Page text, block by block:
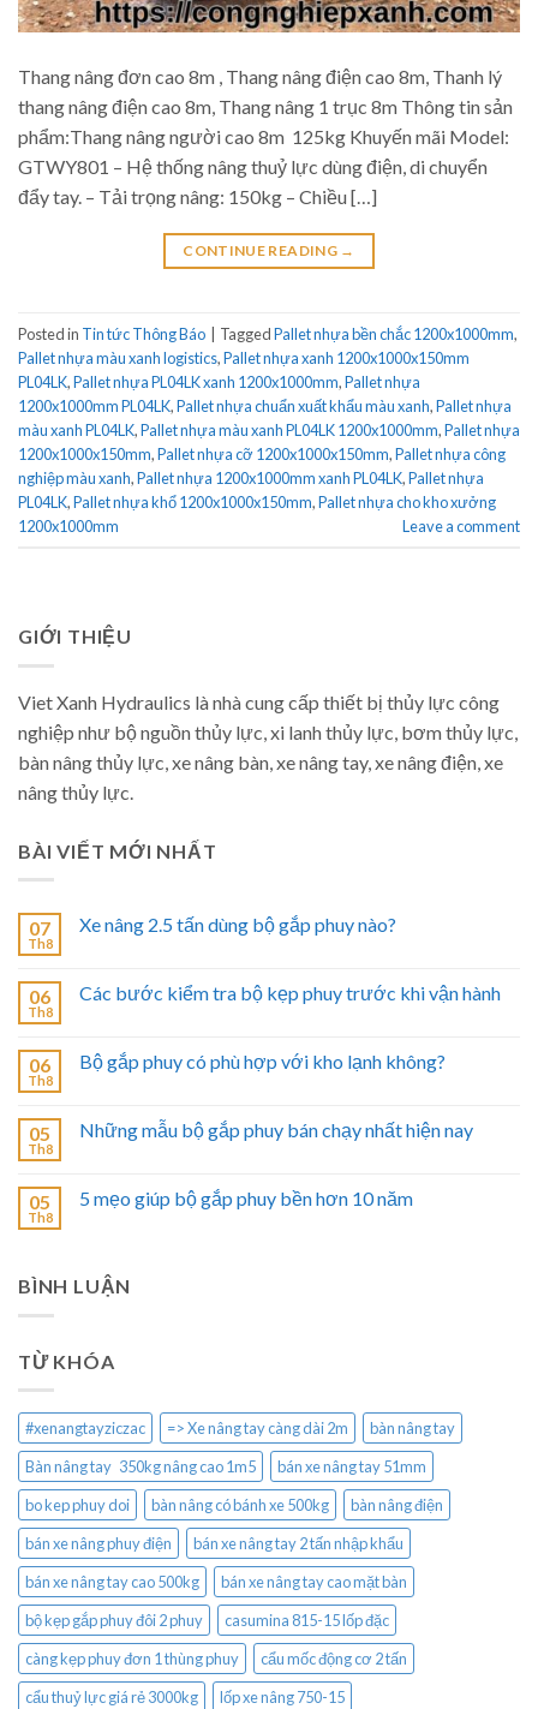
Thang nâng đơn cao 8m , Thang nâng điện cao 8m, Thanh lý
thang nâng điện cao 8m, Thang nâng 1 trục 8m Thông tin sản
phẩm:Thang nâng người cao 8m 125kg Khuyến mãi Model:
GTWY801 – Hệ thống nâng thuỷ lực dùng điện, di chuyển
đẩy tay. – Tải trọng nâng: 150kg – Chiều […]
CONTINUE READING →
Posted in Tin tức Thông Báo | TaggedPallet nhựa bền chắc 1200x1000mm,
Pallet nhựa màu xanh logistics,Pallet nhựa xanh 1200x1000x150mm
PL04LK,Pallet nhựa PL04LK xanh 1200x1000mm,Pallet nhựa
1200x1000mm PL04LK,Pallet nhựa chuẩn xuất khẩu màu xanh,Pallet nhựa
màu xanh PL04LK,Pallet nhựa màu xanh PL04LK 1200x1000mm,Pallet nhựa
1200x1000x150mm,Pallet nhựa cỡ 1200x1000x150mm,Pallet nhựa công
nghiệp màu xanh,Pallet nhựa 1200x1000mm xanh PL04LK,Pallet nhựa
PL04LK,Pallet nhựa khổ 1200x1000x150mm,Pallet nhựa cho kho xưởng
1200x1000mm
Leave a comment
GIỚI THIỆU
Viet Xanh Hydraulics là nhà cung cấp thiết bị thủy lực công
nghiệp như bộ nguồn thủy lực, xi lanh thủy lực, bơm thủy lực,
bàn nâng thủy lực, xe nâng bàn, xe nâng tay, xe nâng điện, xe
nâng thủy lực.
BÀI VIẾT MỚI NHẤT
07
Th8
Xe nâng 2.5 tấn dùng bộ gắp phuy nào?
06
Th8
Các bước kiểm tra bộ kẹp phuy trước khi vận hành
06
Th8
Bộ gắp phuy có phù hợp với kho lạnh không?
05
Th8
Những mẫu bộ gắp phuy bán chạy nhất hiện nay
05
Th8
5 mẹo giúp bộ gắp phuy bền hơn 10 năm
BÌNH LUẬN
TỪ KHÓA
#xenangtayziczac => Xe nâng tay càng dài 2m
bàn nâng tay
Bàn nâng tay 350kg nâng cao 1m5
bán xe nâng tay 51mm
bo kep phuy doi
bàn nâng có bánh xe 500kg
bàn nâng điện
bán xe nâng phuy điện
bán xe nâng tay 2 tấn nhập khẩu
bán xe nâng tay cao 500kg
bán xe nâng tay cao mặt bàn
bộ kẹp gắp phuy đôi 2 phuy
casumina 815-15 lốp đặc
càng kẹp phuy đơn 1 thùng phuy
cẩu mốc động cơ 2 tấn
cẩu thuỷ lực giá rẻ 3000kg
lốp xe nâng 750-15